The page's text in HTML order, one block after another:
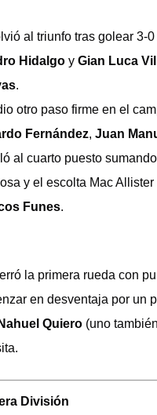
al triunfo tras golear 3-
Hidalgo y Gian Luca
.
otro paso firme en el
Fernández, Juan
al cuarto puesto
y el escolta Mac
Funes.
la primera rueda con
en desventaja por un
Nahuel Quiero (uno
División